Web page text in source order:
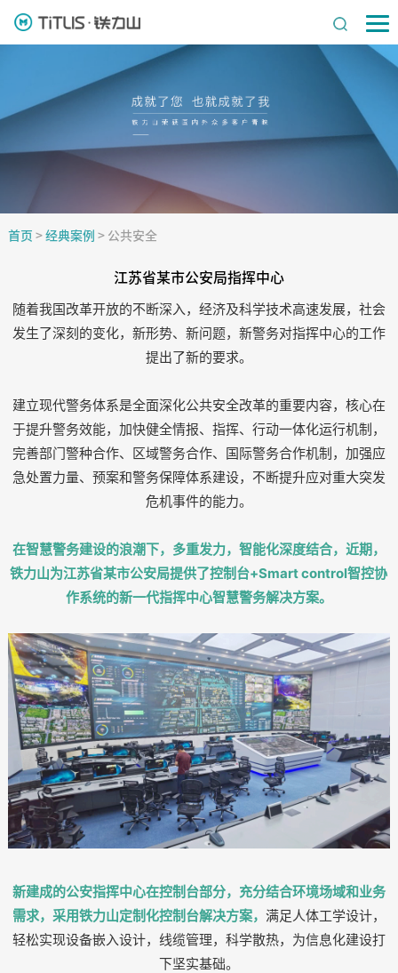
首页 > 经典案例 > 公共安全
江苏省某市公安局指挥中心
随着我国改革开放的不断深入，经济及科学技术高速发展，社会
发生了深刻的变化，新形势、新问题，新警务对指挥中心的工作
提出了新的要求。
建立现代警务体系是全面深化公共安全改革的重要内容，核心在
于提升警务效能，加快健全情报、指挥、行动一体化运行机制，
完善部门警种合作、区域警务合作、国际警务合作机制，加强应
急处置力量、预案和警务保障体系建设，不断提升应对重大突发
危机事件的能力。
在智慧警务建设的浪潮下，多重发力，智能化深度结合，近期，
铁力山为江苏省某市公安局提供了控制台+Smart control智控协
作系统的新一代指挥中心智慧警务解决方案。
新建成的公安指挥中心在控制台部分，充分结合环境场域和业务
需求，采用铁力山定制化控制台解决方案， 满足人体工学设计，
轻松实现设备嵌入设计，线缆管理，科学散热，为信息化建设打
下坚实基础。